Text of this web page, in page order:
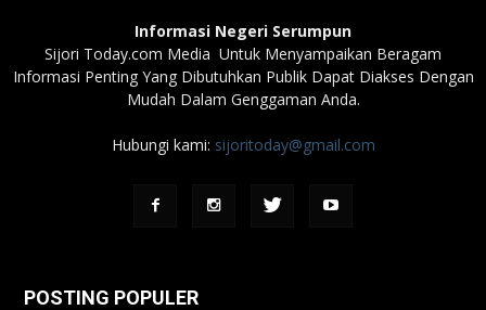
Informasi Negeri Serumpun
Sijori Today.com Media Untuk Menyampaikan Beragam
Informasi Penting Yang Dibutuhkan Publik Dapat Diakses Dengan
Mudah Dalam Genggaman Anda.
Hubungi kami: sijoritoday@gmail.com
POSTING POPULER